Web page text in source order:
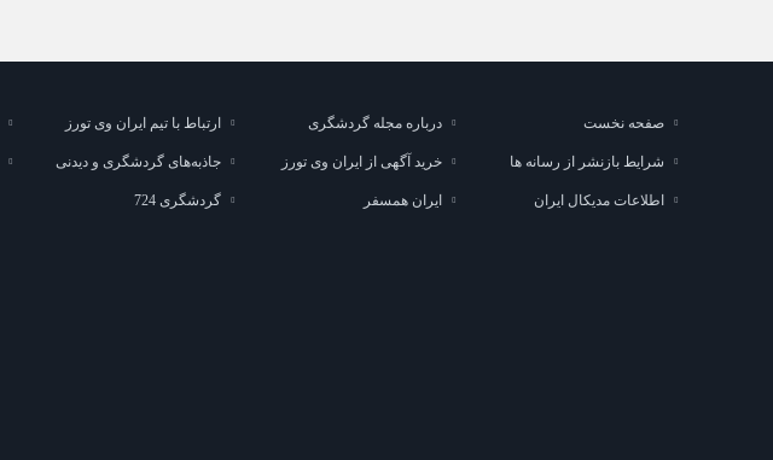
صفحه نخست درباره مجله گردشگری ارتباط با تیم ایران وی تورز
شرایط بازنشر از رسانه ها خرید آگهی از ایران وی تورز جاذبه‌های گردشگری و دیدنی
اطلاعات مدیکال ایران ایران همسفر گردشگری 724